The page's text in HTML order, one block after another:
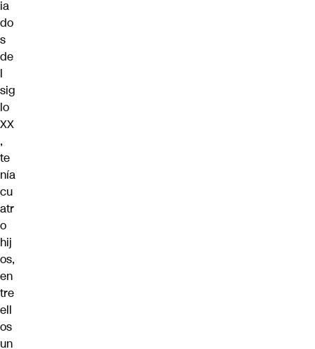
ia
do
s
de
l
sig
lo
XX
,
te
nía
cu
atr
o
hij
os,
en
tre
ell
os
un